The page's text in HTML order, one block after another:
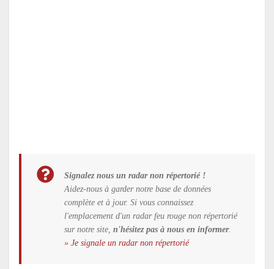
Signalez nous un radar non répertorié !
Aidez-nous à garder notre base de données
complète et à jour. Si vous connaissez
l'emplacement d'un radar feu rouge non répertorié
sur notre site, n'hésitez pas à nous en informer.
» Je signale un radar non répertorié